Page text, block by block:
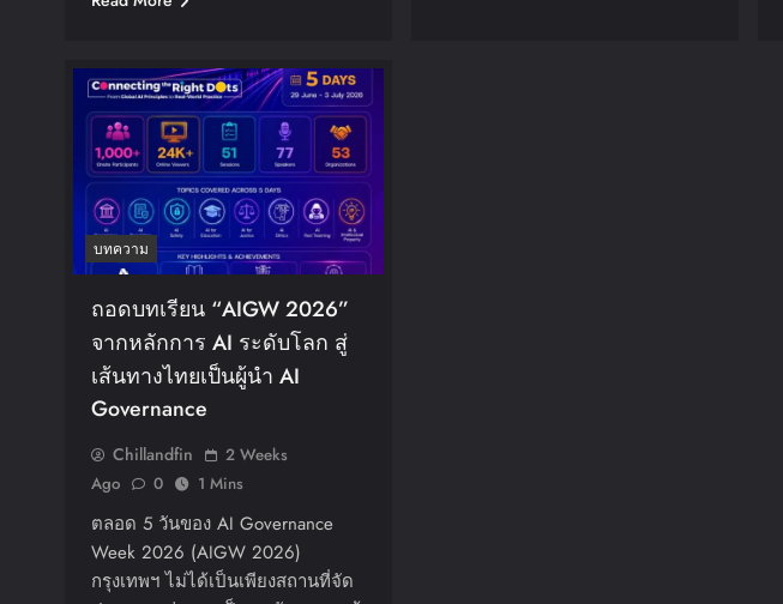
บทความ
ถอดบทเรียน “AIGW 2026”
จากหลักการ AI ระดับโลก สู่
เส้นทางไทยเป็นผู้นำ AI
Governance
Chillandfin
2 Weeks
Ago
0 1 Mins
ตลอด 5 วันของ AI Governance
Week 2026 (AIGW 2026)
กรุงเทพฯ ไม่ได้เป็นเพียงสถานที่จัด